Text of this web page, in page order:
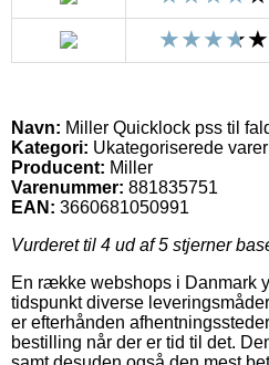
Navn: Miller Quicklock pss til
Kategori: Ukategoriserede varer
Producent: Miller
Varenummer: 881835751
EAN: 3660681050991
Vurderet til 4 ud af 5 stjerner
En række webshops i Danmark
tidspunkt diverse
er efterhånden
bestilling når der er tid til det.